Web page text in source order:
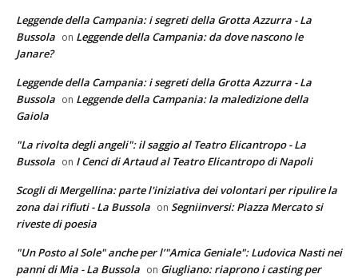
Leggende della Campania: i segreti della Grotta Azzurra - La
Bussola on Leggende della Campania: da dove nascono le
Janare?
Leggende della Campania: i segreti della Grotta Azzurra - La
Bussola on Leggende della Campania: la maledizione della
Gaiola
"La rivolta degli angeli": il saggio al Teatro Elicantropo - La
Bussola on I Cenci di Artaud al Teatro Elicantropo di Napoli
Scogli di Mergellina: parte l'iniziativa dei volontari per ripulire la
zona dai rifiuti - La Bussola on Segniinversi: Piazza Mercato si
riveste di poesia
"Un Posto al Sole" anche per l’"Amica Geniale": Ludovica Nasti nei
panni di Mia - La Bussola on Giugliano: riaprono i casting per